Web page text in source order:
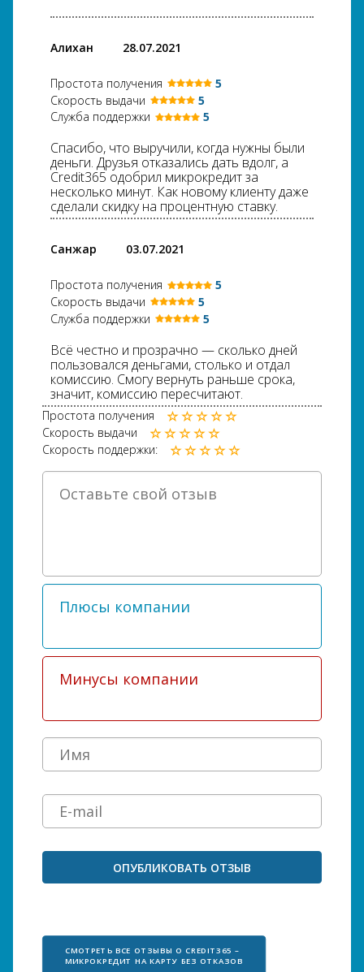
Алихан 28.07.2021
Простота получения
5
Скорость выдачи
5
Служба поддержки
5
Спасибо, что выручили, когда нужны были
деньги. Друзья отказались дать вдолг, а
Credit365 одобрил микрокредит за
несколько минут. Как новому клиенту даже
сделали скидку на процентную ставку.
Санжар 03.07.2021
Простота получения
5
Скорость выдачи
5
Служба поддержки
5
Всё честно и прозрачно — сколько дней
пользовался деньгами, столько и отдал
комиссию. Смогу вернуть раньше срока,
значит, комиссию пересчитают.
Простота получения
Скорость выдачи
Скорость поддержки:
СМОТРЕТЬ ВСЕ ОТЗЫВЫ О CREDIT365 –
МИКРОКРЕДИТ НА КАРТУ БЕЗ ОТКАЗОВ